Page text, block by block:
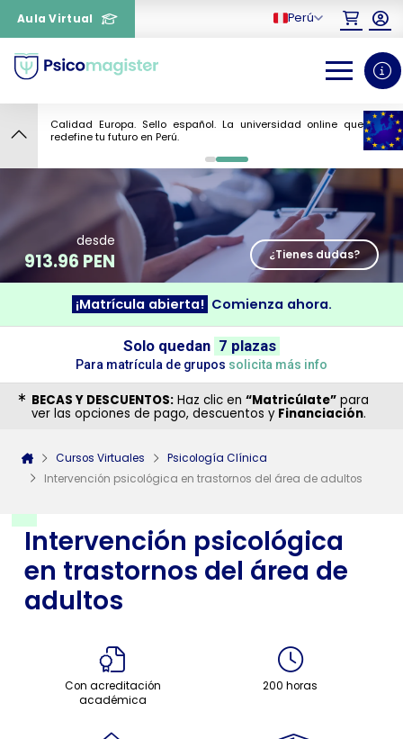
Aula Virtual Perú
Calidad Europa. Sello español. La universidad online que
redefine tu futuro en Perú.
0 1
Intervención psicológica
en trastornos del área de
adultos
Con acreditación
académica
200 horas
8
desde
913.96 PEN ¿Tienes dudas?
¡Matrícula abierta! Comienza ahora.
Solo quedan 7 plazas
Para matrícula de grupos solicita más info
BECAS Y DESCUENTOS: Haz clic en “Matricúlate” para
ver las opciones de pago, descuentos y Financiación.
Cursos Virtuales
Psicología Clínica
Intervención psicológica en trastornos del área de adultos
¿Necesitas más información
sobre un curso?